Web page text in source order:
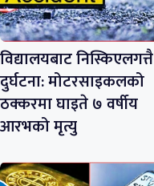
विद्यालयबाट निस्किएलगत्तै
दुर्घटना: मोटरसाइकलको
ठक्करमा घाइते ७ वर्षीय
आरभको मृत्यु